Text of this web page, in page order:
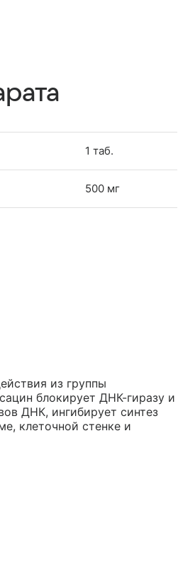
1 таб.
500 мг
из группы
блокирует ДНК-гиразу и
ДНК, ингибирует синтез
клеточной стенке и